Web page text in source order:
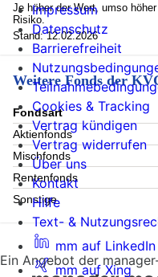
Je höher der Wert, umso
Risiko.
Stand: 12.02.2026
Weitere Fonds der
Fondsart
Aktienfonds
Mischfonds
Rentenfonds
Sonstige
Ein Angebot der
Impressum
Datenschutz
Barrierefreiheit
Cookies & Tracking
Vertrag kündigen
Vertrag widerrufen
Über uns
Kontakt
Hilfe
Text- &
mm auf LinkedIn
mm auf Xing